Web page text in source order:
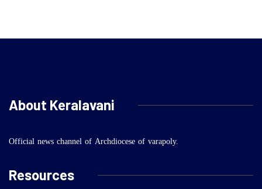
About Keralavani
Official news channel of Archdiocese of varapoly.
Resources